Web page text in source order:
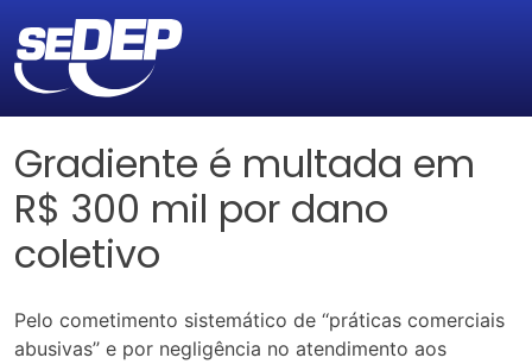
Gradiente é multada em
R$ 300 mil por dano
coletivo
Pelo cometimento sistemático de ‘‘práticas comerciais
abusivas’’ e por negligência no atendimento aos